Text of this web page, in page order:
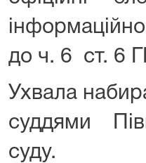
до ч. 6 ст. 6
Ухвала
суддями
суду.